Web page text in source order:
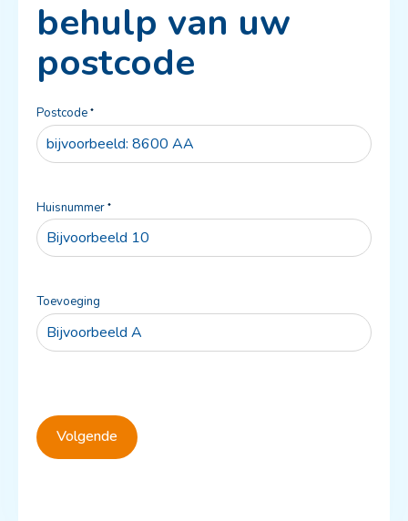
behulp van uw
postcode
Postcode *
Huisnummer *
Toevoeging
Volgende